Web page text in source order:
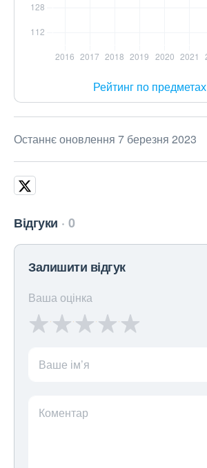
Рейтинг по предметах
Останнє оновлення 7 березня 2023
Відгуки 0
Залишити відгук
Ваша оцінка
Ваше ім’я
Коментар